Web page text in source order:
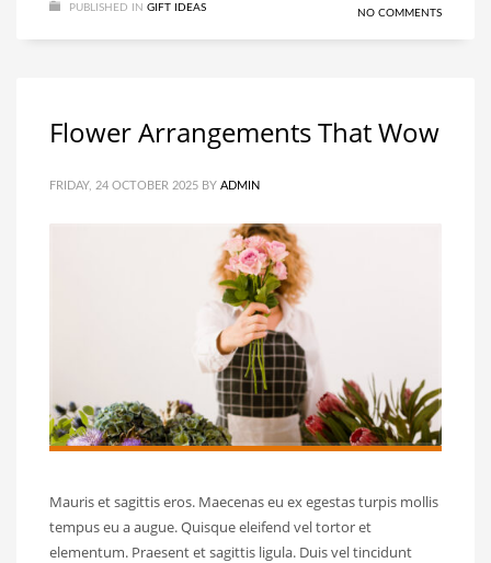
PUBLISHED IN GIFT IDEAS NO COMMENTS
Flower Arrangements That Wow
FRIDAY, 24 OCTOBER 2025 BY ADMIN
Mauris et sagittis eros. Maecenas eu ex egestas turpis mollis
tempus eu a augue. Quisque eleifend vel tortor et
elementum. Praesent et sagittis ligula. Duis vel tincidunt